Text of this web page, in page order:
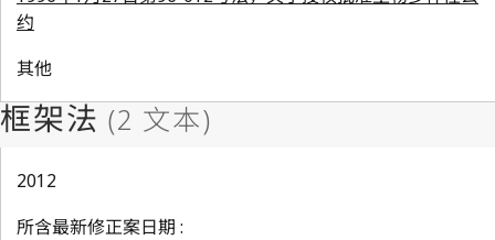
约
其他
2012
所含最新修正案日期 :